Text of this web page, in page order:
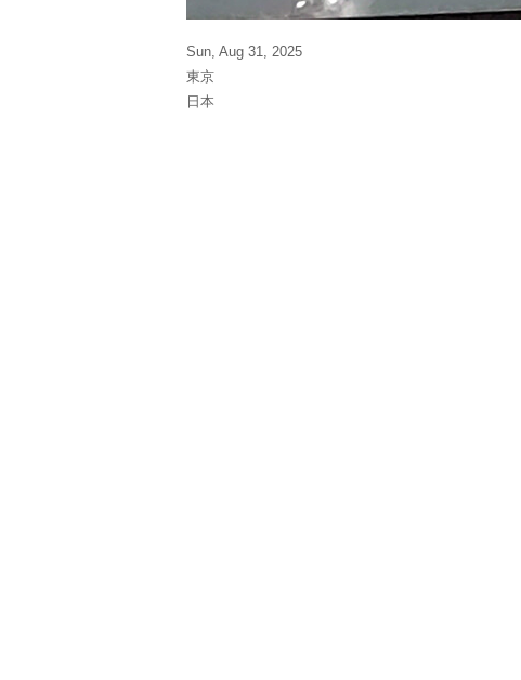
Sun, Aug 31, 2025
東京
日本